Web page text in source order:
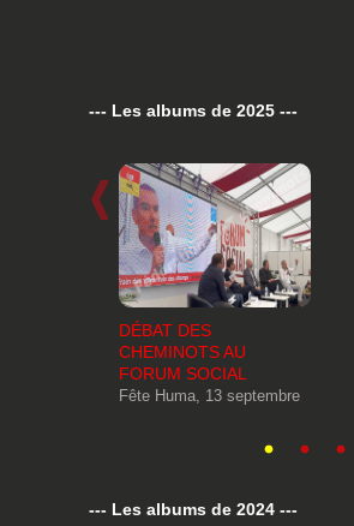
--- Les albums de 2025 ---
DÉBAT DES
CHEMINOTS AU
FORUM SOCIAL
Fête Huma, 13 septembre
--- Les albums de 2024 ---